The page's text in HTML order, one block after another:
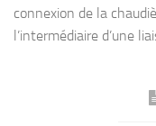
connexion de la
l’intermédiaire d’une